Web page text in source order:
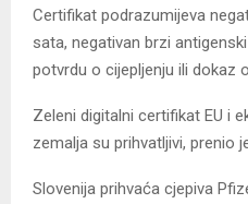
Certifikat podrazumijeva
sata, negativan brzi
potvrdu o cijepljenju ili dokaz
Zeleni digitalni certifikat EU i
zemalja su prihvatljivi, prenio
Slovenija prihvaća cjepiva